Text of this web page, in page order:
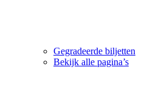
Gegradeerde biljetten
Bekijk alle pagina’s